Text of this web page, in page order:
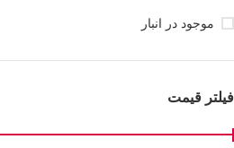
موجود در انبار
فیلتر قیمت